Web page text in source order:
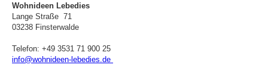
Wohnideen Lebedies
Lange Straße 71
03238 Finsterwalde
Telefon: +49 3531 71 900 25
info@wohnideen-lebedies.de